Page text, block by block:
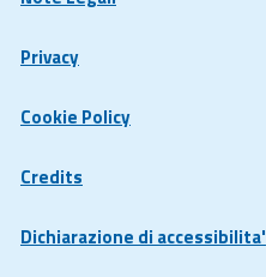
Privacy
Cookie Policy
Credits
Dichiarazione di accessibilita'